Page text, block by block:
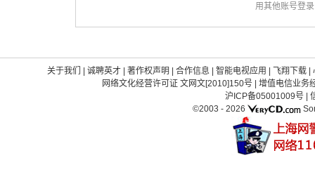
用其他账号登
关于我们 诚聘英才 著作权声明 合作信息 智能电视应用 飞翔下载
网络文化经营许可证 文网文[2010]150号
增值电信业务
沪ICP备05001009号|
©2003 - 2026